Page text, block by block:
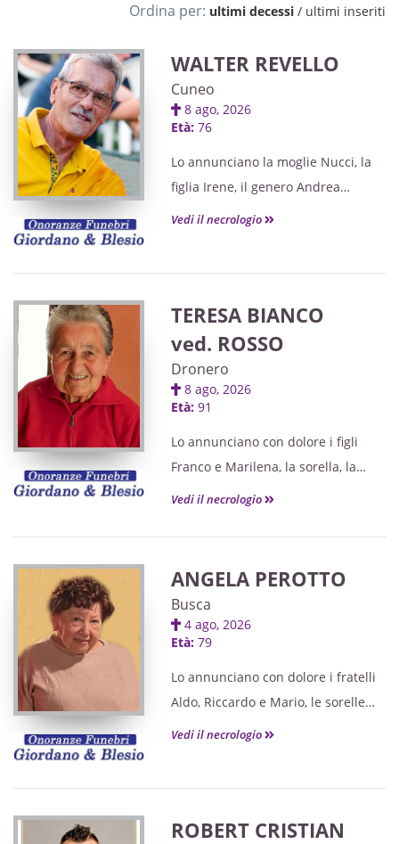
Ordina per: ultimi decessi / ultimi inseriti
WALTER REVELLO
Cuneo
8 ago, 2026
Età: 76
Lo annunciano la moglie Nucci, la
figlia Irene, il genero Andrea
unitamente a tutti i parenti.
Vedi il necrologio
TERESA BIANCO
ved. ROSSO
Dronero
8 ago, 2026
Età: 91
Lo annunciano con dolore i figli
Franco e Marilena, la sorella, la
cognata, i nipoti e parenti tutti.
Vedi il necrologio
ANGELA PEROTTO
Busca
4 ago, 2026
Età: 79
Lo annunciano con dolore i fratelli
Aldo, Riccardo e Mario, le sorelle
Anna e Letizia, le cognate, i cognati,
Vedi il necrologio
ROBERT CRISTIAN